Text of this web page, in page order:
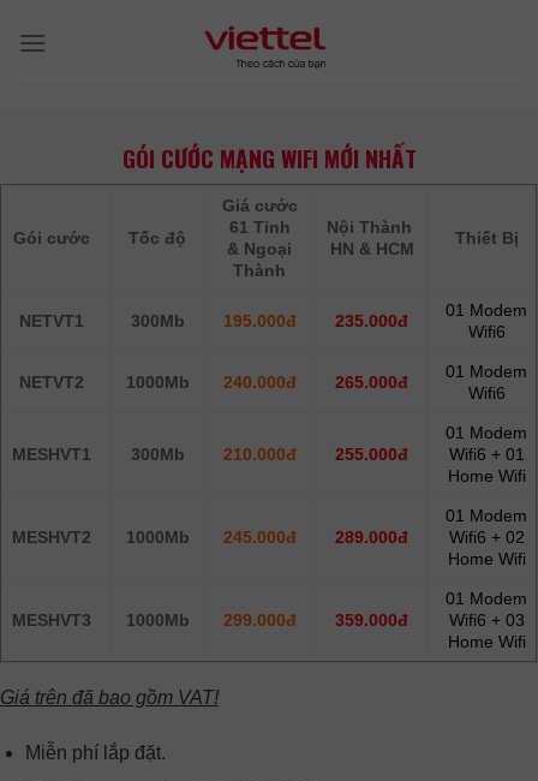
GÓI CƯỚC MẠNG WIFI MỚI NHẤT
Gói cước Tốc độ
Giá cước
61 Tỉnh
& Ngoại
Thành
Nội Thành
HN & HCM
Thiết Bị
NETVT1 300Mb 195.000đ 235.000đ
01 Modem
Wifi6
NETVT2 1000Mb 240.000đ 265.000đ
01 Modem
Wifi6
MESHVT1 300Mb 210.000đ 255.000đ
01 Modem
Wifi6 + 01
Home Wifi
MESHVT2 1000Mb 245.000đ 289.000đ
01 Modem
Wifi6 + 02
Home Wifi
MESHVT3 1000Mb 299.000đ 359.000đ
01 Modem
Wifi6 + 03
Home Wifi
Giá trên đã bao gồm VAT!
Miễn phí lắp đặt.